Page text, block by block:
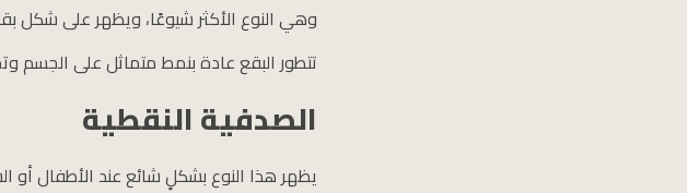
وهي النوع الأكثر شيوعًا، ويظهر على شكل
تتطور البقع عادة بنمط متماثل على الجسم
الصدفية النقطية
يظهر هذا النوع بشكلٍ شائع عند الأطفال أو